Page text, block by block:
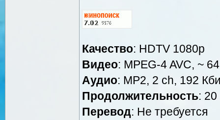
Качество: HDTV 1080p
Видео: MPEG-4 AVC, ~
Аудио: MP2, 2 ch, 192
Продолжительность:
Перевод: Не требуется